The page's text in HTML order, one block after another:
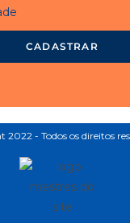
CADASTRAR
2022 - Todos os direitos